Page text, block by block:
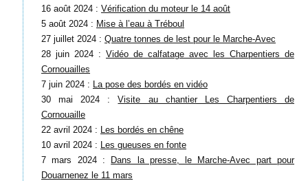
16 août 2024 : Vérification du moteur le 14 août
5 août 2024 : Mise à l’eau à Tréboul
27 juillet 2024 : Quatre tonnes de lest pour le Marche-Avec
28 juin 2024 : Vidéo de calfatage avec les Charpentiers de
Cornouailles
7 juin 2024 :
La pose des bordés en vidéo
30 mai 2024 :Visite au chantier Les Charpentiers de
Cornouaille
22 avril 2024 :
Les bordés en chêne
10 avril 2024 :
Les gueuses en fonte
7 mars 2024 :
Dans la presse, le Marche-Avec part pour
Douarnenez le 11 mars